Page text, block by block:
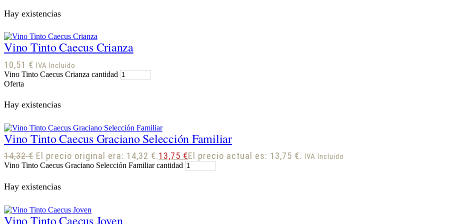
Hay existencias
Vino Tinto Caecus Crianza
10,51 € IVA Incluido
Vino Tinto Caecus Crianza cantidad
Oferta
Hay existencias
Vino Tinto Caecus Graciano Selección Familiar
14,32€ El precio original era: 14,32 €.13,75 €El precio actual es: 13,75 €. IVA Incluido
Vino Tinto Caecus Graciano Selección Familiar cantidad
Hay existencias
Vino Tinto Caecus Joven